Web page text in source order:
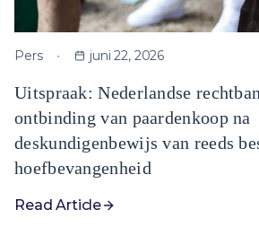
Pers juni 22, 2026
Uitspraak: Nederlandse
ontbinding van paardenkoop na
deskundigenbewijs van reeds
hoefbevangenheid
Read Article